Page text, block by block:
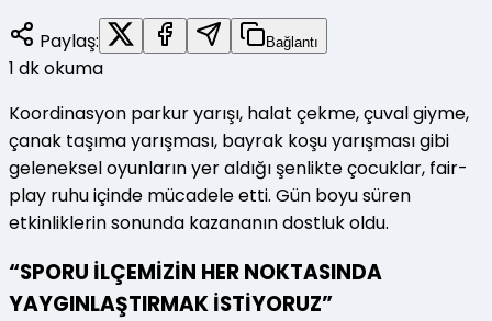
Paylaş: Bağlantı
1 dk okuma
Koordinasyon parkur yarışı, halat çekme, çuval giyme,
çanak taşıma yarışması, bayrak koşu yarışması gibi
geleneksel oyunların yer aldığı şenlikte çocuklar, fair-
play ruhu içinde mücadele etti. Gün boyu süren
etkinliklerin sonunda kazananın dostluk oldu.
“SPORU İLÇEMİZİN HER NOKTASINDA
YAYGINLAŞTIRMAK İSTİYORUZ”